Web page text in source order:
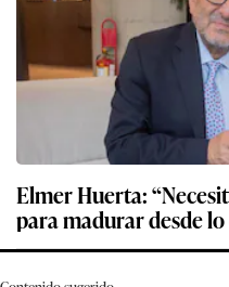
Elmer Huerta:
para madurar desde